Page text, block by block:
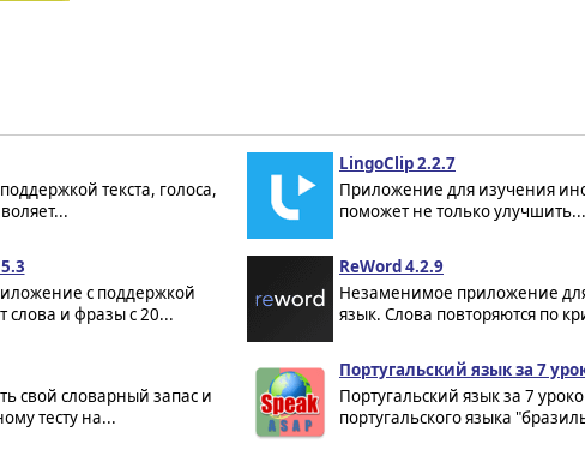
текста, голоса,
LingoClip 2.2.7
Приложение для изучения
поможет не только улучшить...
с поддержкой
и фразы с 20...
ReWord 4.2.9
Незаменимое приложение
язык. Слова повторяются по
свой словарный запас и
тесту на...
Португальский язык за 7
Португальский язык за 7
португальского языка